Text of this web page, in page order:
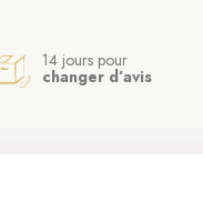
Le choix d'une
14 jours pour
changer d’avis